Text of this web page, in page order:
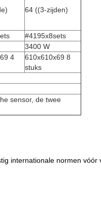
64 ((3-zijden)
#4195x8sets
3400 W
4
610x610x69 8
stuks
sensor, de twee
internationale normen